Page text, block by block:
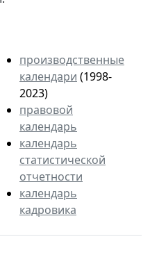
производственные
календари (1998-
2023)
правовой
календарь
календарь
статистической
отчетности
календарь
кадровика